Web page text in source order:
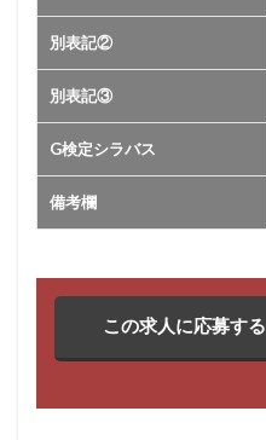
の
情
報
別表記②
別表記③
G検定シラバス
備考欄
この求人に応募する